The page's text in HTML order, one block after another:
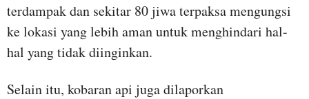
terdampak dan sekitar 80 jiwa terpaksa mengungsi
ke lokasi yang lebih aman untuk menghindari hal-
hal yang tidak diinginkan.
Selain itu, kobaran api juga dilaporkan